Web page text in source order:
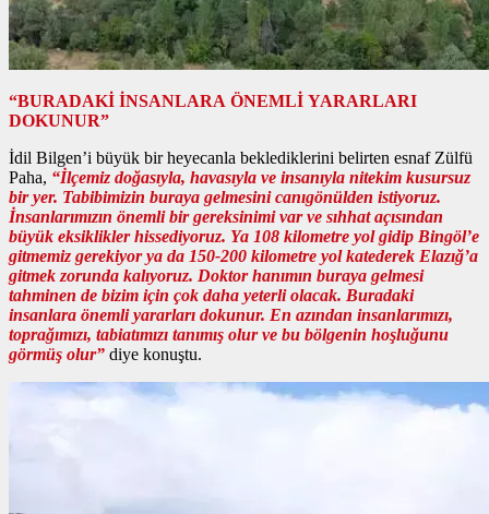
“BURADAKİ İNSANLARA ÖNEMLİ YARARLARI
DOKUNUR”
İdil Bilgen’i büyük bir heyecanla beklediklerini belirten esnaf Zülfü
Paha, “İlçemiz doğasıyla, havasıyla ve insanıyla nitekim kusursuz
bir yer. Tabibimizin buraya gelmesini canıgönülden istiyoruz.
İnsanlarımızın önemli bir gereksinimi var ve sıhhat açısından
büyük eksiklikler hissediyoruz. Ya 108 kilometre yol gidip Bingöl’e
gitmemiz gerekiyor ya da 150-200 kilometre yol katederek Elazığ’a
gitmek zorunda kalıyoruz. Doktor hanımın buraya gelmesi
tahminen de bizim için çok daha yeterli olacak. Buradaki
insanlara önemli yararları dokunur. En azından insanlarımızı,
toprağımızı, tabiatımızı tanımış olur ve bu bölgenin hoşluğunu
görmüş olur” diye konuştu.